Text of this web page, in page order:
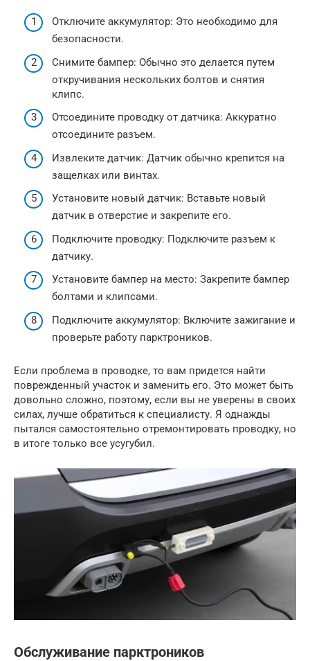
Отключите аккумулятор: Это необходимо для
безопасности.
Снимите бампер: Обычно это делается путем
откручивания нескольких болтов и снятия
клипс.
Отсоедините проводку от датчика: Аккуратно
отсоедините разъем.
Извлеките датчик: Датчик обычно крепится на
защелках или винтах.
Установите новый датчик: Вставьте новый
датчик в отверстие и закрепите его.
Подключите проводку: Подключите разъем к
датчику.
Установите бампер на место: Закрепите бампер
болтами и клипсами.
Подключите аккумулятор: Включите зажигание и
проверьте работу парктроников.
Если проблема в проводке, то вам придется найти
поврежденный участок и заменить его. Это может быть
довольно сложно, поэтому, если вы не уверены в своих
силах, лучше обратиться к специалисту. Я однажды
пытался самостоятельно отремонтировать проводку, но
в итоге только все усугубил.
Обслуживание парктроников